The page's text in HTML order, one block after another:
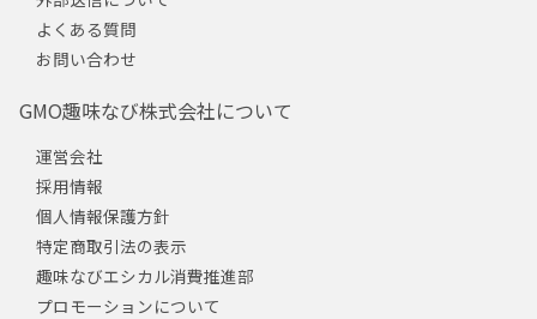
よくある質問
お問い合わせ
GMO趣味なび株式会社について
運営会社
採用情報
個人情報保護方針
特定商取引法の表示
趣味なびエシカル消費推進部
プロモーションについて